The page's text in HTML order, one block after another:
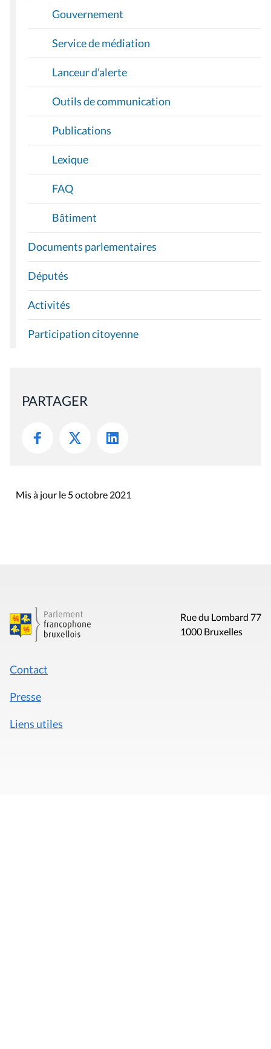
Gouvernement
Service de médiation
Lanceur d'alerte
Outils de communication
Publications
Lexique
FAQ
Bâtiment
Documents parlementaires
Députés
Activités
Participation citoyenne
PARTAGER
Mis à jour le 5 octobre 2021
Rue du Lombard 77
1000 Bruxelles
Contact
Presse
Liens utiles